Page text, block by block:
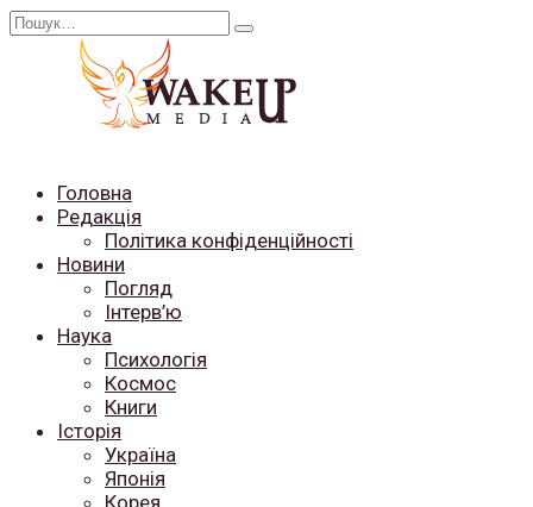
Перейти
Search
Головна
Редакція
Політика конфіденційності
Новини
Погляд
Інтерв’ю
Наука
Психологія
Космос
Книги
Історія
Україна
Японія
Корея